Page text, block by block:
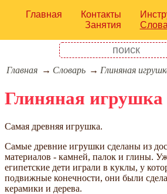
Главная Контакты
Занятия
Главная Словарь Глиняная
Глиняная игрушка
Самая древняя игрушка.
Самые древние игрушки сделаны из
материалов - камней, палок и глины.
египетские дети играли в куклы, у
подвижные конечности, они были
керамики и дерева.